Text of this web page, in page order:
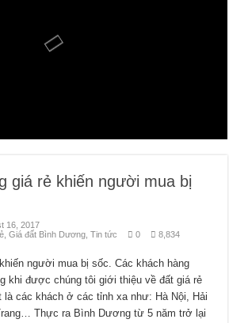
giá rẻ khiến người mua bị
16, 2017
,Giá đất Bình Dương ,Tin tức 0 8,834
người mua bị sốc. Các khách hàng
khi được chúng tôi giới thiệu về đất giá rẻ
các khách ở các tỉnh xa như: Hà Nội, Hải
Thực ra Bình Dương từ 5 năm trở lại